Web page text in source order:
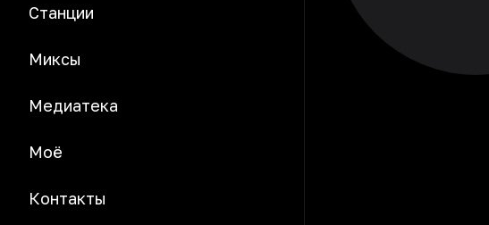
Станции
Миксы
Медиатека
Моё
Контакты